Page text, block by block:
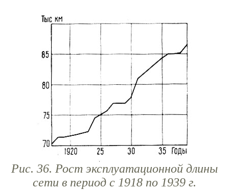
Рис. 36. Рост эксплуатационной длины
сети в период с 1918 по 1939 г.